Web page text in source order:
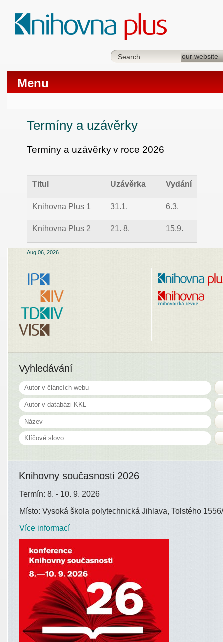
Menu
Termíny a uzávěrky
Termíny a uzávěrky v roce 2026
Titul Uzávěrka Vydání
Knihovna Plus 1 31.1. 6.3.
Knihovna Plus 2 21. 8. 15.9.
Aug 06, 2026
Vyhledávání
Knihovny současnosti 2026
Termín: 8. - 10. 9. 2026
Místo: Vysoká škola polytechnická Jihlava, Tolstého
Více informací